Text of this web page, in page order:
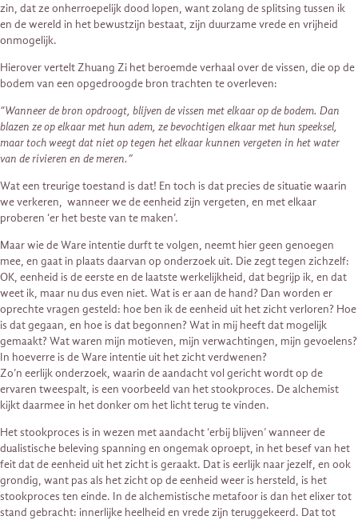
zin, dat ze onherroepelijk dood lopen, want zolang de splitsing tussen ik
en de wereld in het bewustzijn bestaat, zijn duurzame vrede en vrijheid
onmogelijk.
Hierover vertelt Zhuang Zi het beroemde verhaal over de vissen, die op de
bodem van een opgedroogde bron trachten te overleven:
“Wanneer de bron opdroogt, blijven de vissen met elkaar op de bodem. Dan
blazen ze op elkaar met hun adem, ze bevochtigen elkaar met hun speeksel,
maar toch weegt dat niet op tegen het elkaar kunnen vergeten in het water
van de rivieren en de meren.”
Wat een treurige toestand is dat! En toch is dat precies de situatie waarin
we verkeren, wanneer we de eenheid zijn vergeten, en met elkaar
proberen ‘er het beste van te maken’.
Maar wie de Ware intentie durft te volgen, neemt hier geen genoegen
mee, en gaat in plaats daarvan op onderzoek uit. Die zegt tegen zichzelf:
OK, eenheid is de eerste en de laatste werkelijkheid, dat begrijp ik, en dat
weet ik, maar nu dus even niet. Wat is er aan de hand? Dan worden er
oprechte vragen gesteld: hoe ben ik de eenheid uit het zicht verloren? Hoe
is dat gegaan, en hoe is dat begonnen? Wat in mij heeft dat mogelijk
gemaakt? Wat waren mijn motieven, mijn verwachtingen, mijn gevoelens?
In hoeverre is de Ware intentie uit het zicht verdwenen?
Zo’n eerlijk onderzoek, waarin de aandacht vol gericht wordt op de
ervaren tweespalt, is een voorbeeld van het stookproces. De alchemist
kijkt daarmee in het donker om het licht terug te vinden.
Het stookproces is in wezen met aandacht ‘erbij blijven’ wanneer de
dualistische beleving spanning en ongemak oproept, in het besef van het
feit dat de eenheid uit het zicht is geraakt. Dat is eerlijk naar jezelf, en ook
grondig, want pas als het zicht op de eenheid weer is hersteld, is het
stookproces ten einde. In de alchemistische metafoor is dan het elixer tot
stand gebracht: innerlijke heelheid en vrede zijn teruggekeerd. Dat tot